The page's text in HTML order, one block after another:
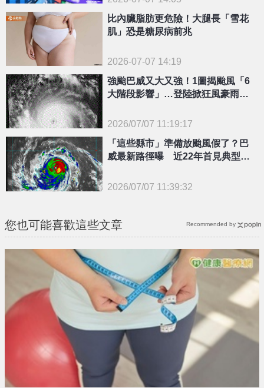
比內臟脂肪更危險！大腿長「雪花
肌」恐是糖尿病前兆
2026-07-07 14:19
{PLAYICON}
強颱巴威又大又強！1圖揭颱風「6
大階段影響」…登陸掀狂風豪雨、
2026/07/07 11:19:17
「這些縣市」準備放颱風假了？巴
威最新路徑曝 近22年首見典型西
2026/07/07 11:39:32
您也可能喜歡這些文章 Recommended by